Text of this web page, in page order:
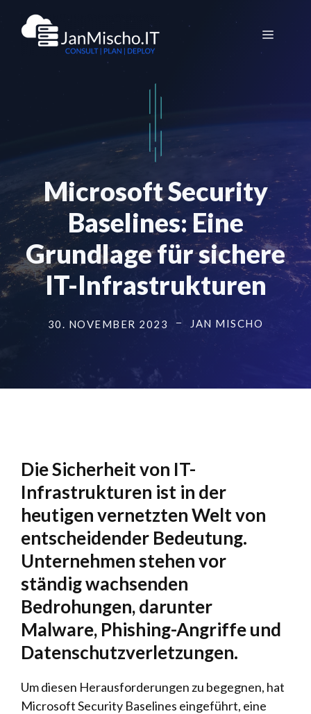
Inhalt
springen
Menü
Microsoft Security
Baselines: Eine
Grundlage für sichere
IT-Infrastrukturen
30. NOVEMBER 2023 JAN MISCHO
Die Sicherheit von IT-
Infrastrukturen ist in der
heutigen vernetzten Welt von
entscheidender Bedeutung.
Unternehmen stehen vor
ständig wachsenden
Bedrohungen, darunter
Malware, Phishing-Angriffe und
Datenschutzverletzungen.
Um diesen Herausforderungen zu begegnen, hat
Microsoft Security Baselines eingeführt, eine